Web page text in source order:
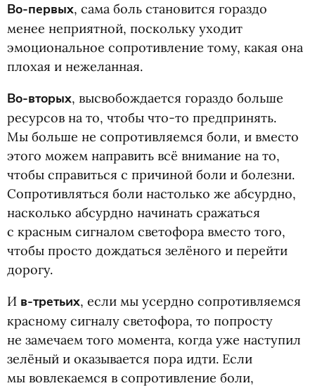
Во-первых, сама боль становится гораздо
менее неприятной, поскольку уходит
эмоциональное сопротивление тому, какая она
плохая и нежеланная.
Во-вторых, высвобождается гораздо больше
ресурсов на то, чтобы что-то предпринять.
Мы больше не сопротивляемся боли, и вместо
этого можем направить всё внимание на то,
чтобы справиться с причиной боли и болезни.
Сопротивляться боли настолько же абсурдно,
насколько абсурдно начинать сражаться
с красным сигналом светофора вместо того,
чтобы просто дождаться зелёного и перейти
дорогу.
И в-третьих, если мы усердно сопротивляемся
красному сигналу светофора, то попросту
не замечаем того момента, когда уже наступил
зелёный и оказывается пора идти. Если
мы вовлекаемся в сопротивление боли,